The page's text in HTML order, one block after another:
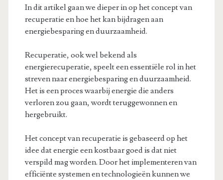
In dit artikel gaan we dieper in op het concept van
recuperatie en hoe het kan bijdragen aan
energiebesparing en duurzaamheid.
Recuperatie, ook wel bekend als
energierecuperatie, speelt een essentiële rol in het
streven naar energiebesparing en duurzaamheid.
Het is een proces waarbij energie die anders
verloren zou gaan, wordt teruggewonnen en
hergebruikt.
Het concept van recuperatie is gebaseerd op het
idee dat energie een kostbaar goed is dat niet
verspild mag worden. Door het implementeren van
efficiënte systemen en technologieën kunnen we